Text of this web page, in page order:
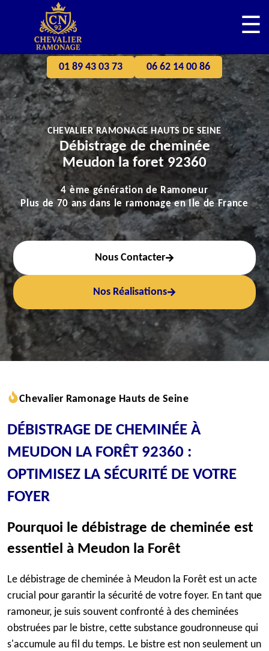
☰
01 89 43 03 73 06 62 14 00 86
CHEVALIER RAMONAGE HAUTS DE SEINE
Débistrage de cheminée
Meudon la foret 92360
4 ème génération de Ramoneur
Plus de 70 ans dans le ramonage en Ile de France
Nous Contacter
Nos Réalisations
Chevalier Ramonage Hauts de Seine
DÉBISTRAGE DE CHEMINÉE À
MEUDON LA FORÊT 92360 :
OPTIMISEZ LA SÉCURITÉ DE VOTRE
FOYER
Pourquoi le débistrage de cheminée est
essentiel à Meudon la Forêt
Le débistrage de cheminée à Meudon la Forêt est un acte
crucial pour garantir la sécurité de votre foyer. En tant que
ramoneur, je suis souvent confronté à des cheminées
obstruées par le bistre, cette substance goudronneuse qui
s'accumule au fil du temps. Le bistre est non seulement un